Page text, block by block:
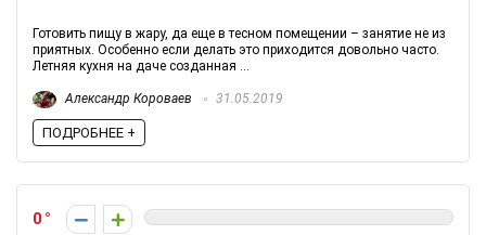
Готовить пищу в жару, да еще в тесном помещении – занятие не из
приятных. Особенно если делать это приходится довольно часто.
Летняя кухня на даче созданная ...
Александр Короваев 31.05.2019
ПОДРОБНЕЕ +
0